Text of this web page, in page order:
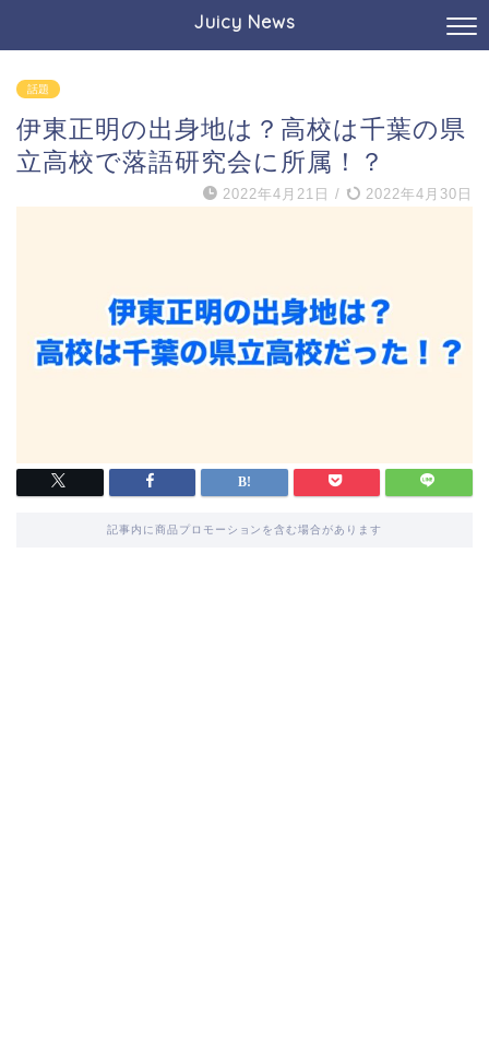
Juicy News
話題
伊東正明の出身地は？高校は千葉の県
立高校で落語研究会に所属！？
2022年4月21日 / 2022年4月30日
記事内に商品プロモーションを含む場合があります